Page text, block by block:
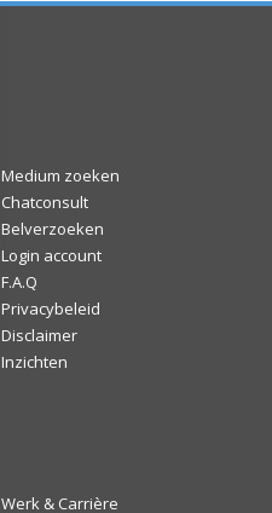
Medium zoeken
Chatconsult
Belverzoeken
Login account
F.A.Q
Privacybeleid
Disclaimer
Inzichten
Werk & Carrière